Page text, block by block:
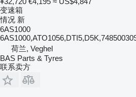
变速箱
情况 新
6AS1000
荷兰, Veghel
BAS Parts & Tyres
联系卖方